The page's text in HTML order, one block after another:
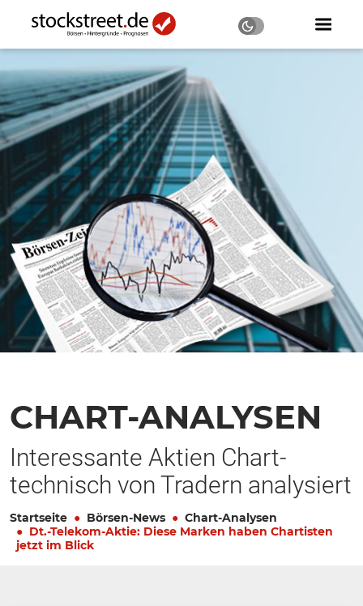
CHART-ANALYSEN
Interessante Aktien Chart-
technisch von Tradern analysiert
Startseite Börsen-News
Chart-Analysen
Dt.-Telekom-Aktie: Diese Marken haben Chartisten
jetzt im Blick